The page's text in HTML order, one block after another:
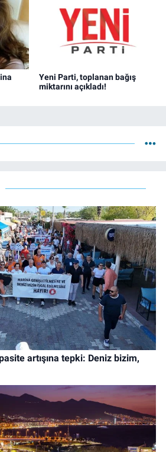
Yeni Parti, toplanan bağış
miktarını açıkladı!
artışına tepki: Deniz bizim,